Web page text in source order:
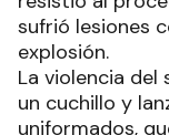
sufrió lesiones
explosión.
La violencia
un cuchillo y
uniformados,